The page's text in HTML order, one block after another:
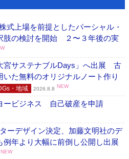
上場を前提としたパーシャル・
肢の検討を開始 ２〜３年後の実
サステナブルDays」へ出展 古
た無料のオリジナルノート作り
・地域 2026.8.8 NEW
ービジネス 自己破産を申請
ーデザイン決定、加藤文明社のデ
年より大幅に前倒し公開し出展
NEW